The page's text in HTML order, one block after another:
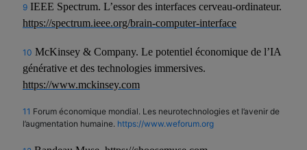
9 IEEE Spectrum. L’essor des interfaces cerveau-ordinateur.
https://spectrum.ieee.org/brain-computer-interface
10 McKinsey & Company. Le potentiel économique de l’IA
générative et des technologies immersives.
https://www.mckinsey.com
11 Forum économique mondial. Les neurotechnologies et l’avenir de
l’augmentation humaine. https://www.weforum.org